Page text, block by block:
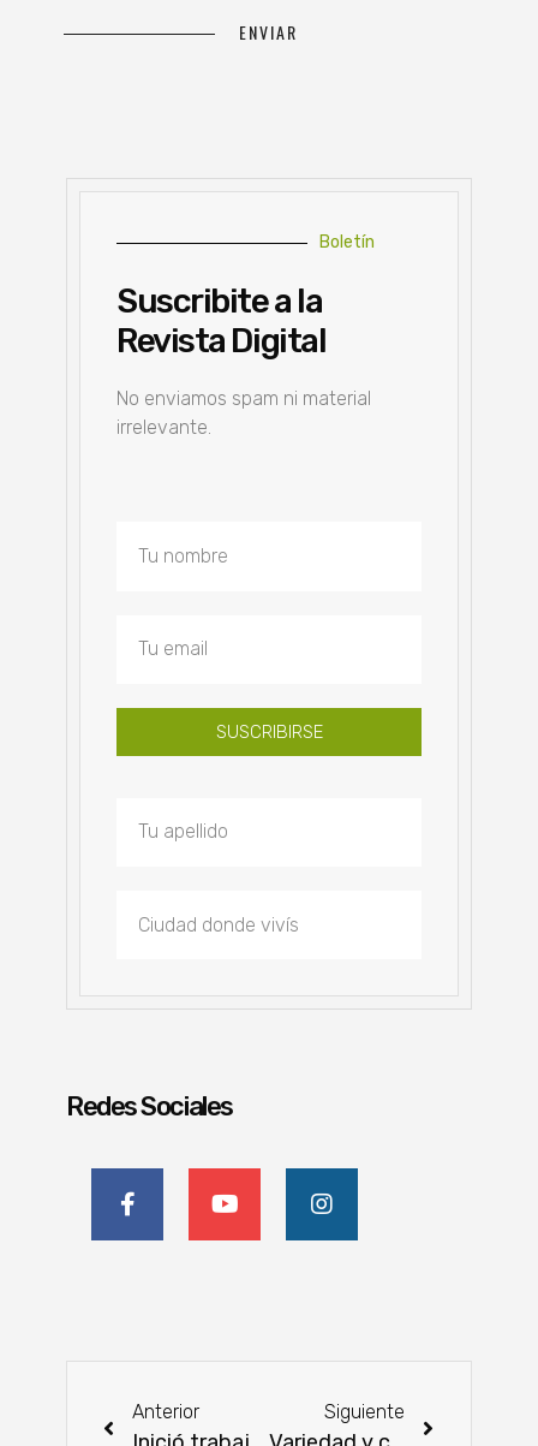
Boletín
Suscribite a la
Revista Digital
No enviamos spam ni material
irrelevante.
SUSCRIBIRSE
Redes Sociales
Anterior Siguiente